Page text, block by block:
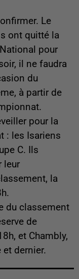
Le
ont quitté la
pour
il ne faudra
du
à partir de
pour la
: les Isariens
C. Ils
leur
la
du classement
de
et Chambly,
et dernier.